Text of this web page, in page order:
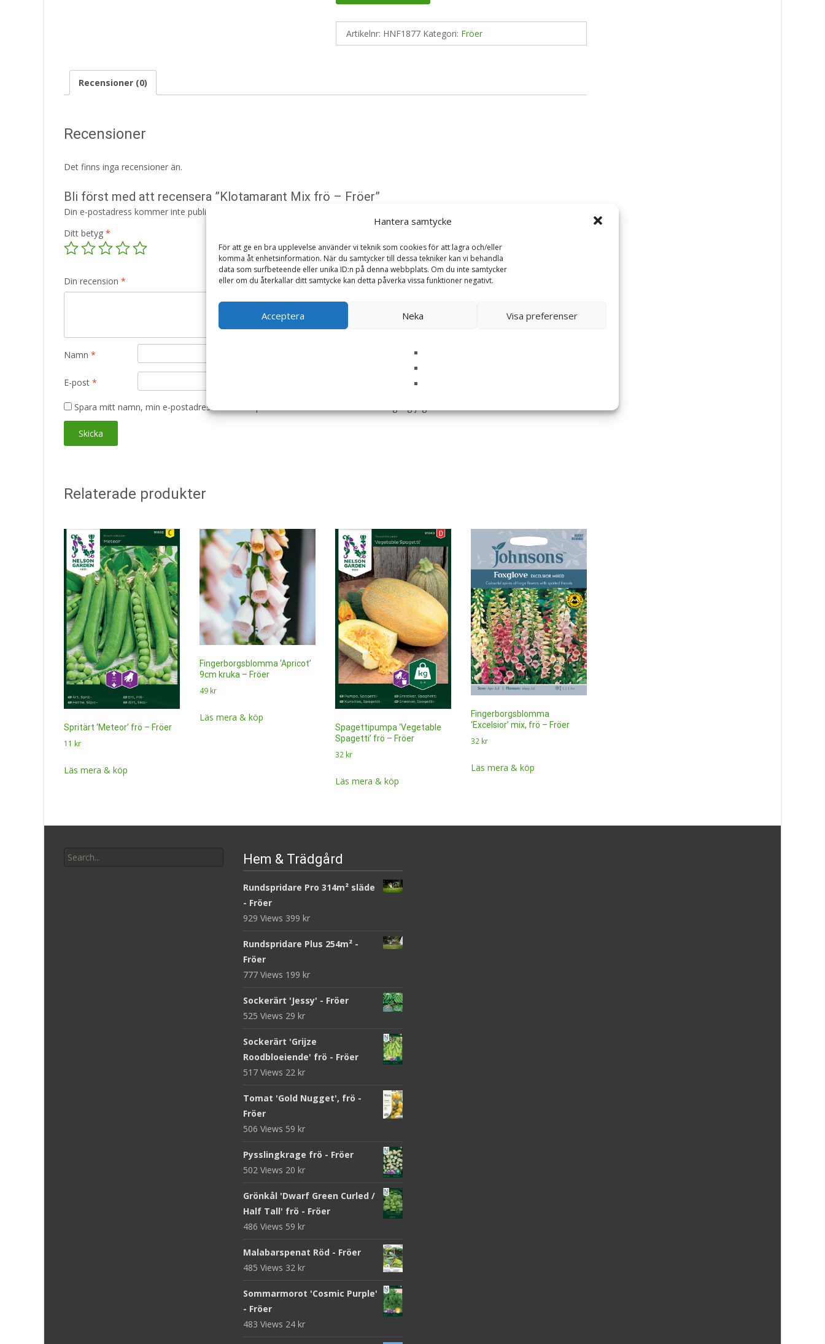
Hantera samtycke
För att ge en bra upplevelse använder vi teknik som cookies för att lagra och/eller
komma åt enhetsinformation. När du samtycker till dessa tekniker kan vi behandla
data som surfbeteende eller unika ID:n på denna webbplats. Om du inte samtycker
eller om du återkallar ditt samtycke kan detta påverka vissa funktioner negativt.
Acceptera Neka Visa preferenser
Artikelnr: HNF1877 Kategori: Fröer
Recensioner (0)
Recensioner
Det finns inga recensioner än.
Bli först med att recensera ”Klotamarant Mix frö – Fröer”
Din e-postadress kommer inte publiceras.
Ditt betyg *
Din recension *
Namn *
E-post *
Spara mitt namn, min e-postadress och webbplats i denna webbläsare till nästa gång jag skriver en kommentar.
Relaterade produkter
Spritärt ‘Meteor’ frö – Fröer
11 kr
Läs mera & köp
Fingerborgsblomma ‘Apricot’
9cm kruka – Fröer
49 kr
Läs mera & köp
Spagettipumpa ‘Vegetable
Spagetti’ frö – Fröer
32 kr
Läs mera & köp
Fingerborgsblomma
‘Excelsior’ mix, frö – Fröer
32 kr
Läs mera & köp
for:
Hem & Trädgård
Rundspridare Pro 314m² släde
- Fröer
929 Views 399 kr
Rundspridare Plus 254m² -
Fröer
777 Views 199 kr
Sockerärt 'Jessy' - Fröer
525 Views 29 kr
Sockerärt 'Grijze
Roodbloeiende' frö - Fröer
517 Views 22 kr
Tomat 'Gold Nugget', frö -
Fröer
506 Views 59 kr
Pysslingkrage frö - Fröer
502 Views 20 kr
Grönkål 'Dwarf Green Curled /
Half Tall' frö - Fröer
486 Views 59 kr
Malabarspenat Röd - Fröer
485 Views 32 kr
Sommarmorot 'Cosmic Purple'
- Fröer
483 Views 24 kr